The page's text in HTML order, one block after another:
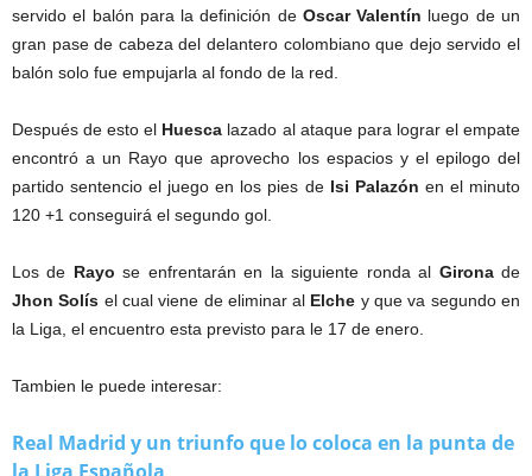
servido el balón para la definición de Oscar Valentín luego de un
gran pase de cabeza del delantero colombiano que dejo servido el
balón solo fue empujarla al fondo de la red.
Después de esto el Huesca lazado al ataque para lograr el empate
encontró a un Rayo que aprovecho los espacios y el epilogo del
partido sentencio el juego en los pies de Isi Palazón en el minuto
120 +1 conseguirá el segundo gol.
Los de Rayo se enfrentarán en la siguiente ronda al Gironade
Jhon Solís el cual viene de eliminar al Elche y que va segundo en
la Liga, el encuentro esta previsto para le 17 de enero.
Tambien le puede interesar:
Real Madrid y un triunfo que lo coloca en la punta de